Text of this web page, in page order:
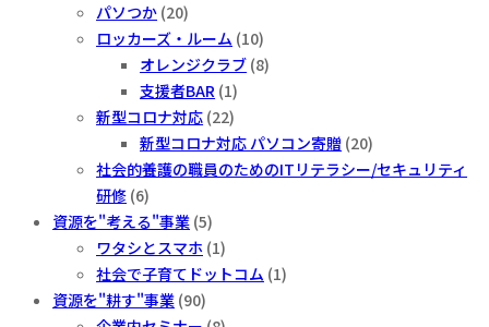
パソつか (20)
ロッカーズ・ルーム (10)
オレンジクラブ (8)
支援者BAR (1)
新型コロナ対応 (22)
新型コロナ対応 パソコン寄贈 (20)
社会的養護の職員のためのITリテラシー/セキュリティ
研修 (6)
資源を"考える"事業 (5)
ワタシとスマホ (1)
社会で子育てドットコム (1)
資源を"耕す"事業 (90)